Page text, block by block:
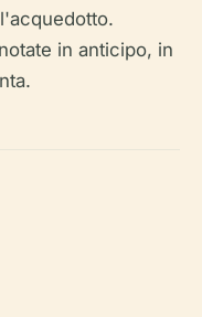
in anticipo, in